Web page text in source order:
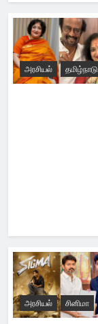
அரசியல் தமிழ்நாடு
அரசியல் சினிமா